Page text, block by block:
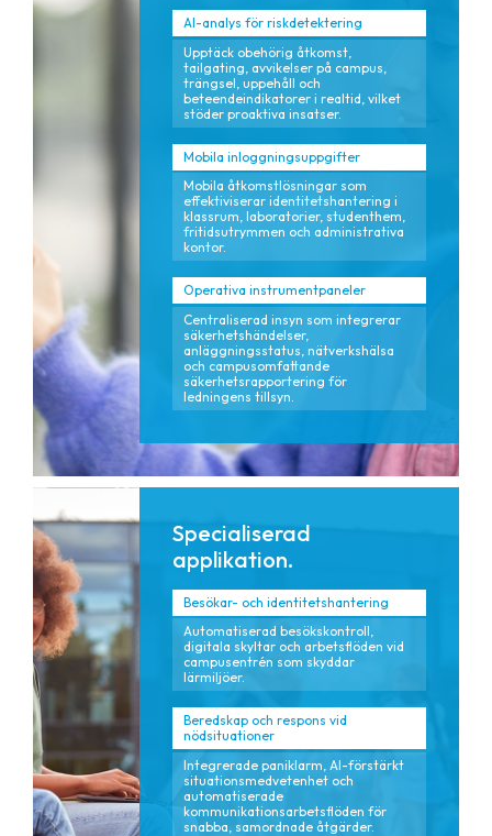
AI-analys för riskdetektering
Upptäck obehörig åtkomst,
tailgating, avvikelser på campus,
trängsel, uppehåll och
beteendeindikatorer i realtid, vilket
stöder proaktiva insatser.
Mobila inloggningsuppgifter
Mobila åtkomstlösningar som
effektiviserar identitetshantering i
klassrum, laboratorier, studenthem,
fritidsutrymmen och administrativa
kontor.
Operativa instrumentpaneler
Centraliserad insyn som integrerar
säkerhetshändelser,
anläggningsstatus, nätverkshälsa
och campusomfattande
säkerhetsrapportering för
ledningens tillsyn.
Specialiserad
applikation.
Besökar- och identitetshantering
Automatiserad besökskontroll,
digitala skyltar och arbetsflöden vid
campusentrén som skyddar
lärmiljöer.
Beredskap och respons vid
nödsituationer
Integrerade paniklarm, AI-förstärkt
situationsmedvetenhet och
automatiserade
kommunikationsarbetsflöden för
snabba, samordnade åtgärder.